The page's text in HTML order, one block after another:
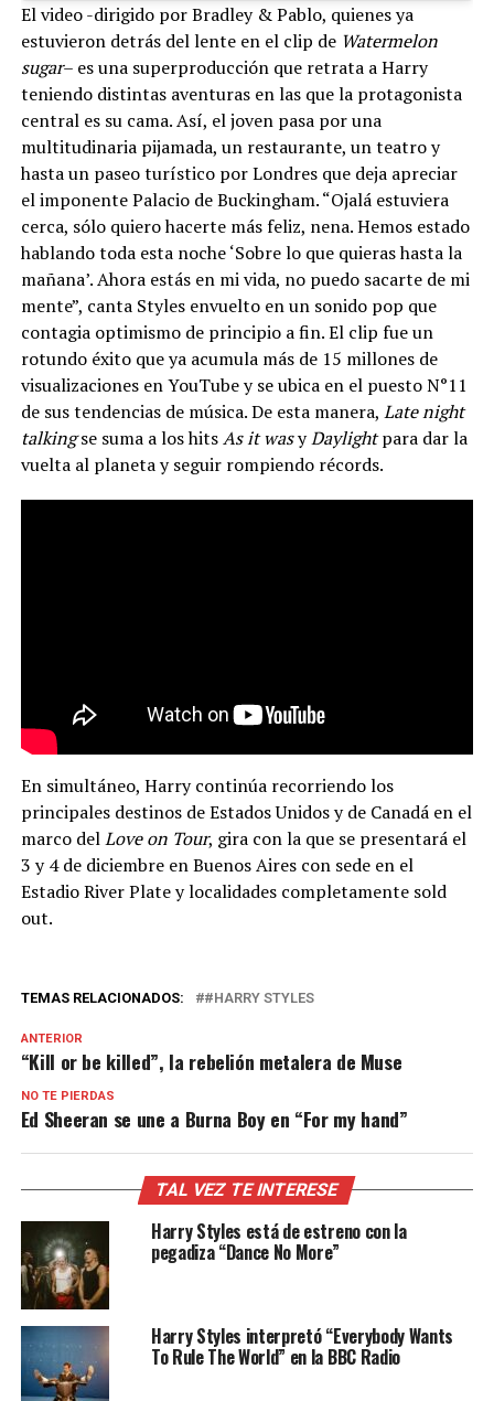
El video -dirigido por Bradley & Pablo, quienes ya
estuvieron detrás del lente en el clip de Watermelon
sugar– es una superproducción que retrata a Harry
teniendo distintas aventuras en las que la protagonista
central es su cama. Así, el joven pasa por una
multitudinaria pijamada, un restaurante, un teatro y
hasta un paseo turístico por Londres que deja apreciar
el imponente Palacio de Buckingham. “Ojalá estuviera
cerca, sólo quiero hacerte más feliz, nena. Hemos estado
hablando toda esta noche ‘Sobre lo que quieras hasta la
mañana’. Ahora estás en mi vida, no puedo sacarte de mi
mente”, canta Styles envuelto en un sonido pop que
contagia optimismo de principio a fin. El clip fue un
rotundo éxito que ya acumula más de 15 millones de
visualizaciones en YouTube y se ubica en el puesto N°11
de sus tendencias de música. De esta manera, Late night
talkingse suma a los hitsAs it wasyDaylightpara dar la
vuelta al planeta y seguir rompiendo récords.
En simultáneo, Harry continúa recorriendo los
principales destinos de Estados Unidos y de Canadá en el
marco delLove on Tour, gira con la que se presentará el
3 y 4 de diciembre en Buenos Aires con sede en el
Estadio River Plate y localidades completamente sold
out.
TEMAS RELACIONADOS: #HARRY STYLES
ANTERIOR
“Kill or be killed”, la rebelión metalera de Muse
NO TE PIERDAS
Ed Sheeran se une a Burna Boy en “For my hand”
TAL VEZ TE INTERESE
Harry Styles está de estreno con la
pegadiza “Dance No More”
Harry Styles interpretó “Everybody Wants
To Rule The World” en la BBC Radio